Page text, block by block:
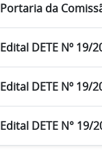
Portaria da
Edital DETE Nº 19/
Edital DETE Nº 19/
Edital DETE N°